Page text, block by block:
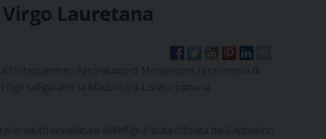
Lauretana
Distaccamento Aeronautico di Montescuro, la cerimonia di
raffigurante la Madonna di Loreto, patrona
la svelatura dell’effige è stata officiata dal Cappellano